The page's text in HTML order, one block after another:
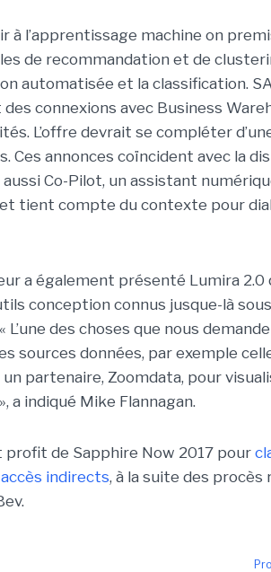
l’apprentissage machine on
de recommandation et de
automatisée et la classification.
connexions avec Business
L’offre devrait se compléter
Ces annonces coïncident avec la
Co-Pilot, un assistant
tient compte du contexte pour
a également présenté Lumira
conception connus jusque-là
des choses que nous
sources données, par exemple
partenaire, Zoomdata, pour
a indiqué Mike Flannagan.
profit de Sapphire Now 2017 pour
indirects, à la suite des